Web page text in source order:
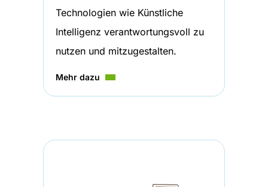
Technologien wie Künstliche
Intelligenz verantwortungsvoll zu
nutzen und mitzugestalten.
Mehr dazu